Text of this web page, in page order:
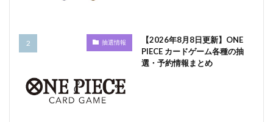
抽選情報
【2026年8月8日更新】ONE
PIECE カードゲーム各種の抽
選・予約情報まとめ